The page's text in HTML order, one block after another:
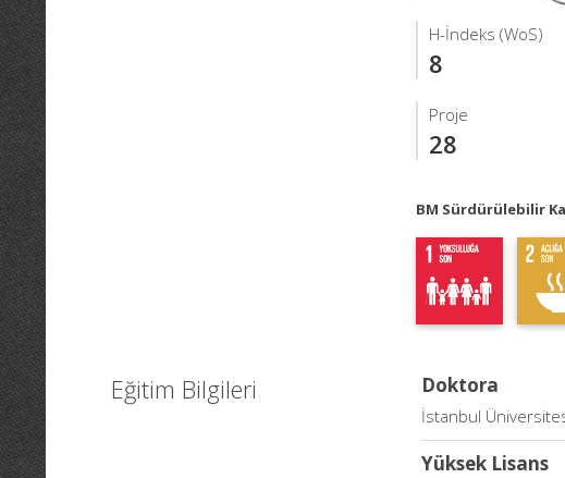
H-İndeks (WoS)
8
Proje
28
BM Sürdürülebilir
Eğitim Bilgileri Doktora
İstanbul
Yüksek Lisans